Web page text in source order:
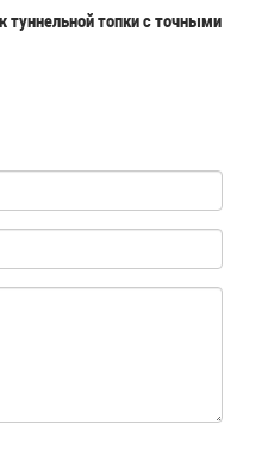
туннельной топки с точными